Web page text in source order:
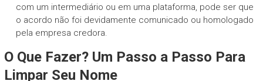
com um intermediário ou em uma plataforma, pode ser que
o acordo não foi devidamente comunicado ou homologado
pela empresa credora.
O Que Fazer? Um Passo a Passo Para
Limpar Seu Nome